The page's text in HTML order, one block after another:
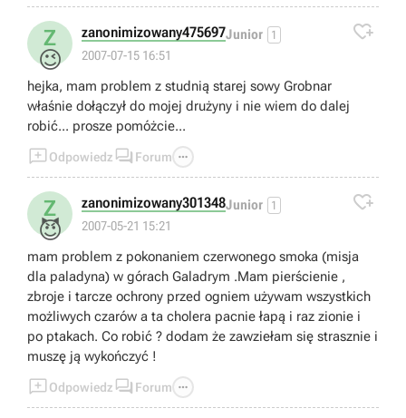
Z
😉
zanonimizowany475697Junior 1
2007-07-15 16:51

hejka, mam problem z studnią starej sowy Grobnar
właśnie dołączył do mojej drużyny i nie wiem do dalej
robić... prosze pomóżcie...
Odpowiedz  Forum 
Z
😈
zanonimizowany301348Junior 1
2007-05-21 15:21

mam problem z pokonaniem czerwonego smoka (misja
dla paladyna) w górach Galadrym .Mam pierścienie ,
zbroje i tarcze ochrony przed ogniem używam wszystkich
możliwych czarów a ta cholera pacnie łapą i raz zionie i
po ptakach. Co robić ? dodam że zawziełam się strasznie i
muszę ją wykończyć !
Odpowiedz  Forum 